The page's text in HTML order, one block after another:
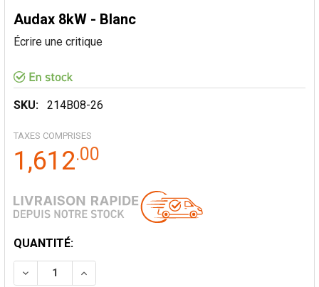
Audax 8kW - Blanc
Écrire une critique
SKU: 214B08-26
TAXES COMPRISES
1,612.00
STOCK
ACTUEL:
QUANTITÉ:
DIMINUER LA QUANTITÉ DE AUDAX 8KW - BLANC
AUGMENTER LA QUANTITÉ DE AUDAX 8KW